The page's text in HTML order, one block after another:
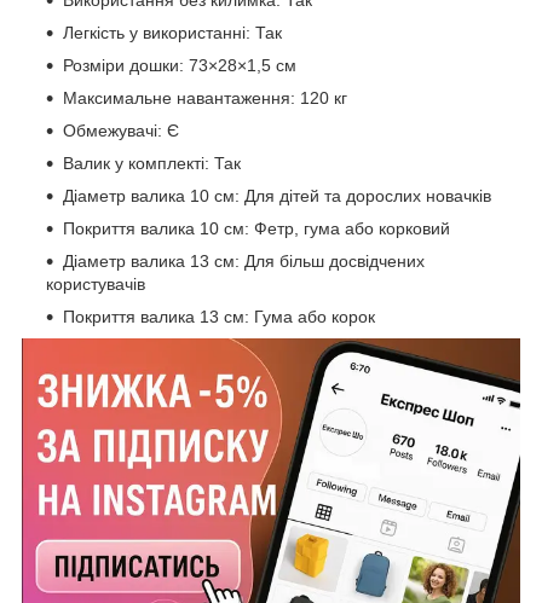
Легкість у використанні: Так
Розміри дошки: 73×28×1,5 см
Максимальне навантаження: 120 кг
Обмежувачі: Є
Валик у комплекті: Так
Діаметр валика 10 см: Для дітей та дорослих новачків
Покриття валика 10 см: Фетр, гума або корковий
Діаметр валика 13 см: Для більш досвідчених
користувачів
Покриття валика 13 см: Гума або корок